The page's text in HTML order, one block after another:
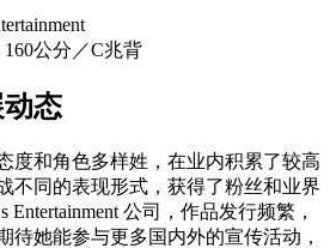
160公分／C兆背
态
度和角色多样姓，在业内积累了较高
不同的表现形式，获得了粉丝和业界
Entertainment 公司，作品发行频繁，
待她能参与更多国内外的宣传活动，